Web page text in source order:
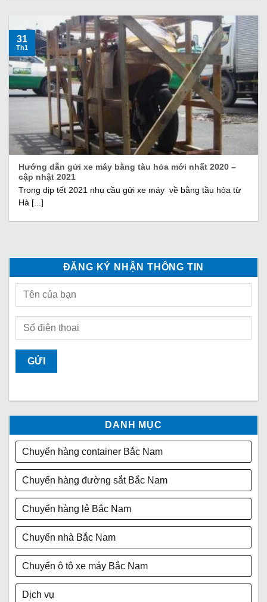
Hướng dẫn gửi xe máy bằng tàu hỏa mới nhất 2020 –
cập nhật 2021
Trong dịp tết 2021 nhu cầu gửi xe máy về bằng tầu hỏa từ
Hà [...]
31
Th1
ĐĂNG KÝ NHẬN THÔNG TIN
DANH MỤC
Chuyển hàng container Bắc Nam
Chuyển hàng đường sắt Bắc Nam
Chuyển hàng lẻ Bắc Nam
Chuyển nhà Bắc Nam
Chuyển ô tô xe máy Bắc Nam
Dịch vụ